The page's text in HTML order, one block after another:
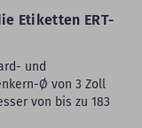
Etiketten ERT-
und
Ø von 3 Zoll
von bis zu 183